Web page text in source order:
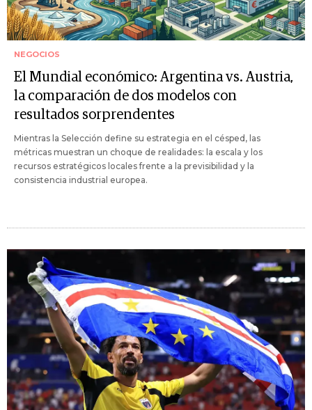
NEGOCIOS
El Mundial económico: Argentina vs. Austria,
la comparación de dos modelos con
resultados sorprendentes
Mientras la Selección define su estrategia en el césped, las
métricas muestran un choque de realidades: la escala y los
recursos estratégicos locales frente a la previsibilidad y la
consistencia industrial europea.